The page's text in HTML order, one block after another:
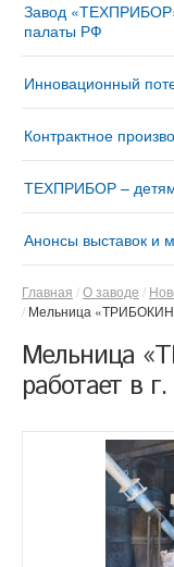
Завод
палаты РФ
Инновационный
Контрактное
ТЕХПРИБОР –
Анонсы выставок и
Главная О заводе
Мельница
Мельница
работает в